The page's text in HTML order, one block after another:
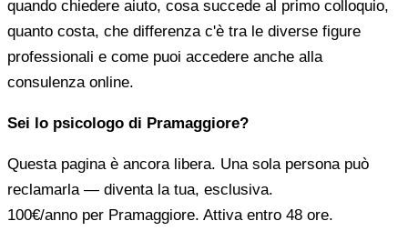
quando chiedere aiuto, cosa succede al primo colloquio,
quanto costa, che differenza c'è tra le diverse figure
professionali e come puoi accedere anche alla
consulenza online.
Sei lo psicologo di Pramaggiore?
Questa pagina è ancora libera. Una sola persona può
reclamarla — diventa la tua, esclusiva.
100€/anno per Pramaggiore. Attiva entro 48 ore.